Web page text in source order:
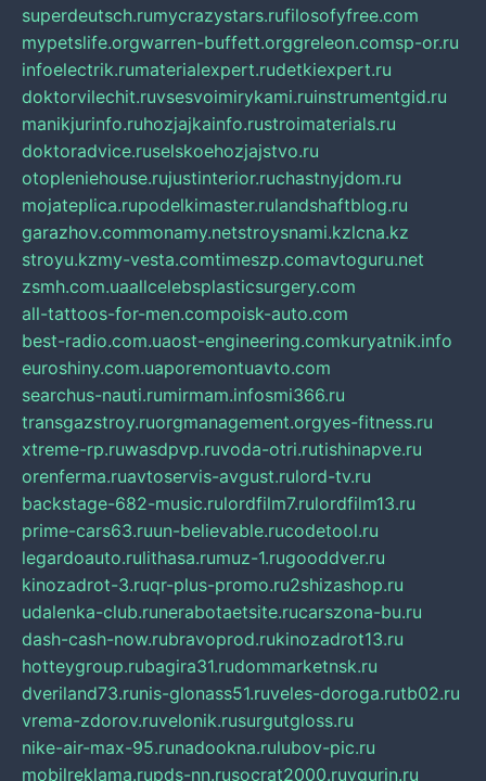
superdeutsch.rumycrazystars.rufilosofyfree.com
mypetslife.orgwarren-buffett.orggreleon.comsp-or.ru
infoelectrik.rumaterialexpert.rudetkiexpert.ru
doktorvilechit.ruvsesvoimirykami.ruinstrumentgid.ru
manikjurinfo.ruhozjajkainfo.rustroimaterials.ru
doktoradvice.ruselskoehozjajstvo.ru
otopleniehouse.rujustinterior.ruchastnyjdom.ru
mojateplica.rupodelkimaster.rulandshaftblog.ru
garazhov.commonamy.netstroysnami.kzlcna.kz
stroyu.kzmy-vesta.comtimeszp.comavtoguru.net
zsmh.com.uaallcelebsplasticsurgery.com
all-tattoos-for-men.compoisk-auto.com
best-radio.com.uaost-engineering.comkuryatnik.info
euroshiny.com.uaporemontuavto.com
searchus-nauti.rumirmam.infosmi366.ru
transgazstroy.ruorgmanagement.orgyes-fitness.ru
xtreme-rp.ruwasdpvp.ruvoda-otri.rutishinapve.ru
orenferma.ruavtoservis-avgust.rulord-tv.ru
backstage-682-music.rulordfilm7.rulordfilm13.ru
prime-cars63.ruun-believable.rucodetool.ru
legardoauto.rulithasa.rumuz-1.rugooddver.ru
kinozadrot-3.ruqr-plus-promo.ru2shizashop.ru
udalenka-club.runerabotaetsite.rucarszona-bu.ru
dash-cash-now.rubravoprod.rukinozadrot13.ru
hotteygroup.rubagira31.rudommarketnsk.ru
dveriland73.runis-glonass51.ruveles-doroga.rutb02.ru
vrema-zdorov.ruvelonik.rusurgutgloss.ru
nike-air-max-95.runadookna.rulubov-pic.ru
mobilreklama.rupds-nn.rusocrat2000.ruvgurin.ru